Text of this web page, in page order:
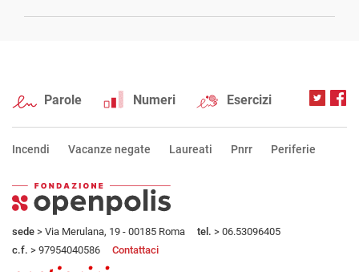
Parole Numeri Esercizi
Incendi Vacanze negate Laureati Pnrr Periferie
sede > Via Merulana, 19 - 00185 Roma tel. > 06.53096405
c.f. > 97954040586 Contattaci